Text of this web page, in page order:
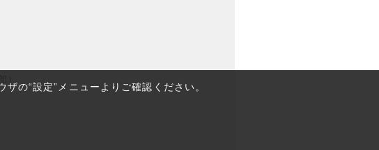
の“設定”メニューよりご確認ください。